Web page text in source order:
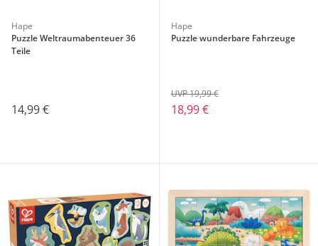
Hape
Puzzle Weltraumabenteuer 36
Teile
14,99 €
Hape
Puzzle wunderbare Fahrzeuge
18,99 €
UVP 19,99 €